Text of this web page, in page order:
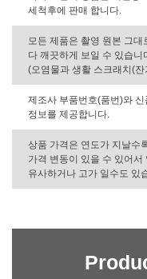
세척후에 판매 합니다.
모든 제품은 촬영 원본 그
다 깨끗하게 보일 수 있습니
(오염물과 생활 스크래치(
제조사 부품번호(품번)와
정보를 제공합니다.
상품 가격은 연도가 지날수
가격 변동이 있을 수 있어
유사하거나 고가 일수도 있